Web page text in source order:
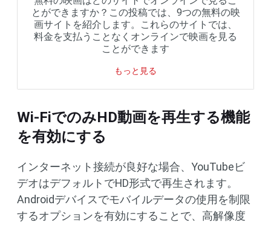
とができますか？この投稿では、9つの無料の映
画サイトを紹介します。これらのサイトでは、
料金を支払うことなくオンラインで映画を見る
ことができます
もっと見る
Wi-FiでのみHD動画を再生する機能
を有効にする
インターネット接続が良好な場合、YouTubeビ
デオはデフォルトでHD形式で再生されます。
Androidデバイスでモバイルデータの使用を制限
するオプションを有効にすることで、高解像度